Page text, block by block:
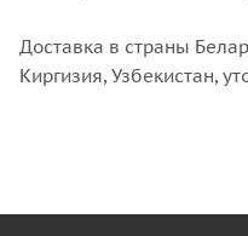
Доставка в страны
Киргизия, Узбекистан,